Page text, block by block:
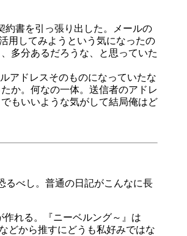
書を引っ張り出した。メールの
用してみようという気になったの
多分あるだろうな、と思っていた
アドレスそのものになっていたな
か。何なの一体。送信者のアドレ
もいいような気がして結局俺はど
るべし。普通の日記がこんなに長
作れる。『ニーベルング～』は
どから推すにどうも私好みではな